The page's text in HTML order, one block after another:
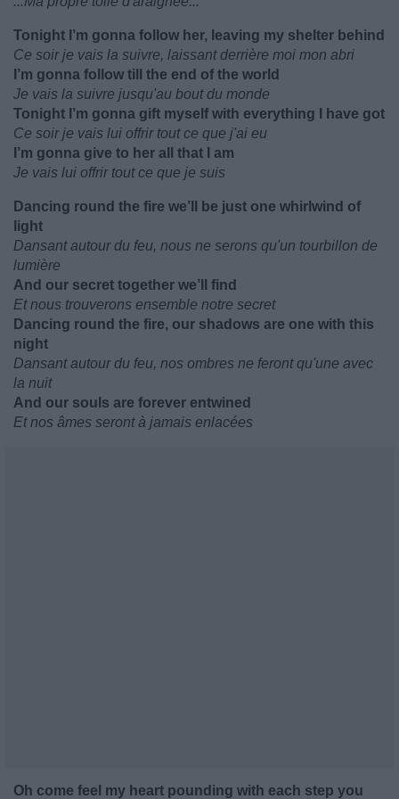
Tonight I’m gonna follow her, leaving my shelter behind
Ce soir je vais la suivre, laissant derrière moi mon abri
I’m gonna follow till the end of the world
Je vais la suivre jusqu'au bout du monde
Tonight I’m gonna gift myself with everything I have got
Ce soir je vais lui offrir tout ce que j'ai eu
I’m gonna give to her all that I am
Je vais lui offrir tout ce que je suis
Dancing round the fire we’ll be just one whirlwind of
light
Dansant autour du feu, nous ne serons qu'un tourbillon de
lumière
And our secret together we’ll find
Et nous trouverons ensemble notre secret
Dancing round the fire, our shadows are one with this
night
Dansant autour du feu, nos ombres ne feront qu'une avec
la nuit
And our souls are forever entwined
Et nos âmes seront à jamais enlacées
Oh come feel my heart pounding with each step you